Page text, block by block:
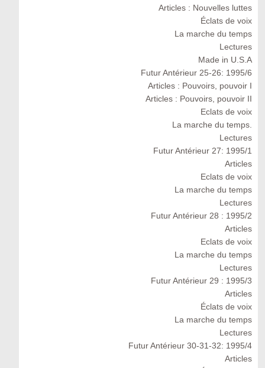
Articles : Nouvelles luttes
Éclats de voix
La marche du temps
Lectures
Made in U.S.A
Futur Antérieur 25-26: 1995/6
Articles : Pouvoirs, pouvoir I
Articles : Pouvoirs, pouvoir II
Eclats de voix
La marche du temps.
Lectures
Futur Antérieur 27: 1995/1
Articles
Eclats de voix
La marche du temps
Lectures
Futur Antérieur 28 : 1995/2
Articles
Eclats de voix
La marche du temps
Lectures
Futur Antérieur 29 : 1995/3
Articles
Éclats de voix
La marche du temps
Lectures
Futur Antérieur 30-31-32: 1995/4
Articles